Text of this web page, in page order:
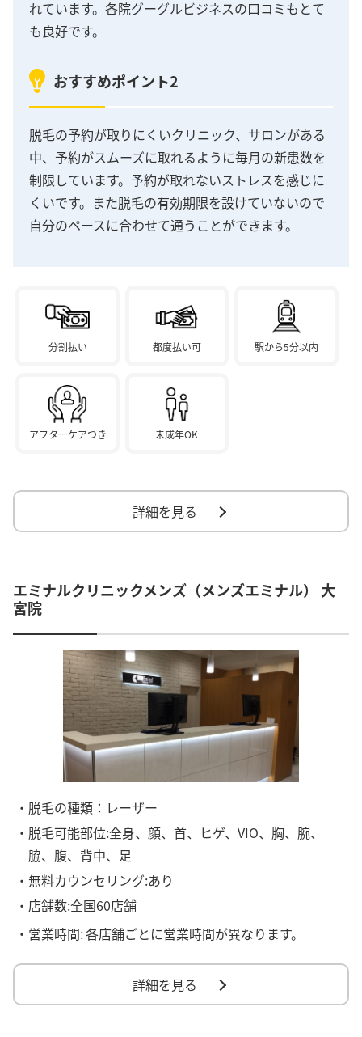
れています。各院グーグルビジネスの口コミもとて
も良好です。
おすすめポイント2
脱毛の予約が取りにくいクリニック、サロンがある
中、予約がスムーズに取れるように毎月の新患数を
制限しています。予約が取れないストレスを感じに
くいです。また脱毛の有効期限を設けていないので
自分のペースに合わせて通うことができます。
分割払い 都度払い可 駅から5分以内
アフターケアつき 未成年OK
詳細を見る
エミナルクリニックメンズ（メンズエミナル） 大
宮院
・脱毛の種類：レーザー
・脱毛可能部位:全身、顔、首、ヒゲ、VIO、胸、腕、
脇、腹、背中、足
・無料カウンセリング:あり
・店舗数:全国60店舗
・営業時間:各店舗ごとに営業時間が異なります。
詳細を見る